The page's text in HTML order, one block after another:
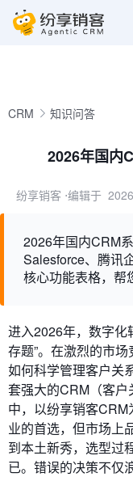
CRM 知识问答
2026年国内
纷享销客 ⋅编辑于
2026年国内CRM
Salesforce、腾讯
核心功能表格，帮
进入2026年，数字化
存题”。在激烈的市
如何科学管理客户关
套强大的CRM（客
中，以纷享销客
业的首选，但市场上
到本土新秀，选型过
已。错误的决策不仅